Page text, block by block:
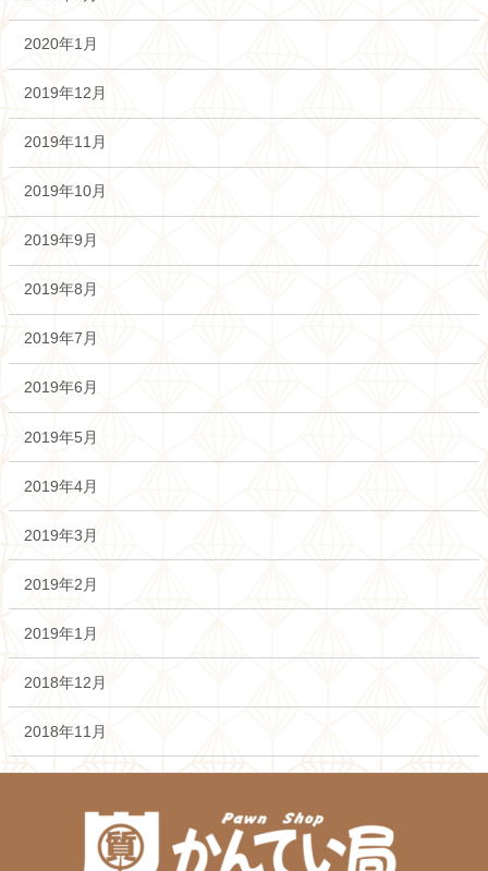
2020年1月
2019年12月
2019年11月
2019年10月
2019年9月
2019年8月
2019年7月
2019年6月
2019年5月
2019年4月
2019年3月
2019年2月
2019年1月
2018年12月
2018年11月